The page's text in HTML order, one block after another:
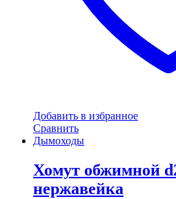
Добавить в избранное
Сравнить
Дымоходы
Хомут обжимной
нержавейка